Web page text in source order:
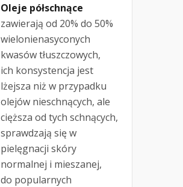
Oleje półschnące
zawierają od 20% do 50%
wielonienasyconych
kwasów tłuszczowych,
ich konsystencja jest
lżejsza niż w przypadku
olejów nieschnących, ale
cięższa od tych schnących,
sprawdzają się w
pielęgnacji skóry
normalnej i mieszanej,
do popularnych